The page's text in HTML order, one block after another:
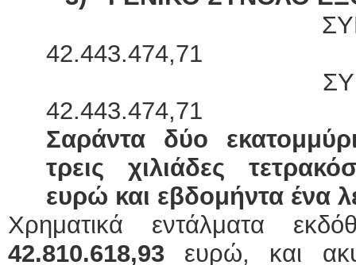
ΣΥΝΟΛΟ
42.443.474,71
ΣΥΝΟΛΟ
Σαράντα δύο
τρεις χιλιάδες
ευρώ και εβδομήντα ένα
Χρηματικά εντάλματα
42.810.618,93 ευρώ, και